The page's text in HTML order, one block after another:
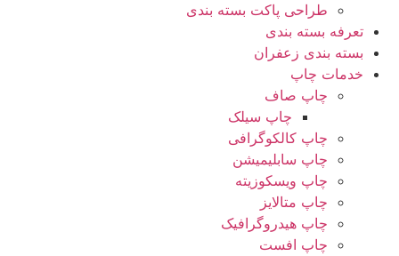
طراحی پاکت بسته بندی
تعرفه بسته بندی
بسته بندی زعفران
خدمات چاپ
چاپ صاف
چاپ سیلک
چاپ کالکوگرافی
چاپ سابلیمیشن
چاپ ویسکوزیته
چاپ متالایز
چاپ هیدروگرافیک
چاپ افست